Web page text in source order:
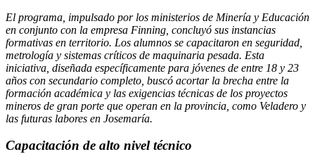
El programa, impulsado por los ministerios de Minería y Educación
en conjunto con la empresa Finning, concluyó sus instancias
formativas en territorio. Los alumnos se capacitaron en seguridad,
metrología y sistemas críticos de maquinaria pesada. Esta
iniciativa, diseñada específicamente para jóvenes de entre 18 y 23
años con secundario completo, buscó acortar la brecha entre la
formación académica y las exigencias técnicas de los proyectos
mineros de gran porte que operan en la provincia, como Veladero y
las futuras labores en Josemaría.
Capacitación de alto nivel técnico